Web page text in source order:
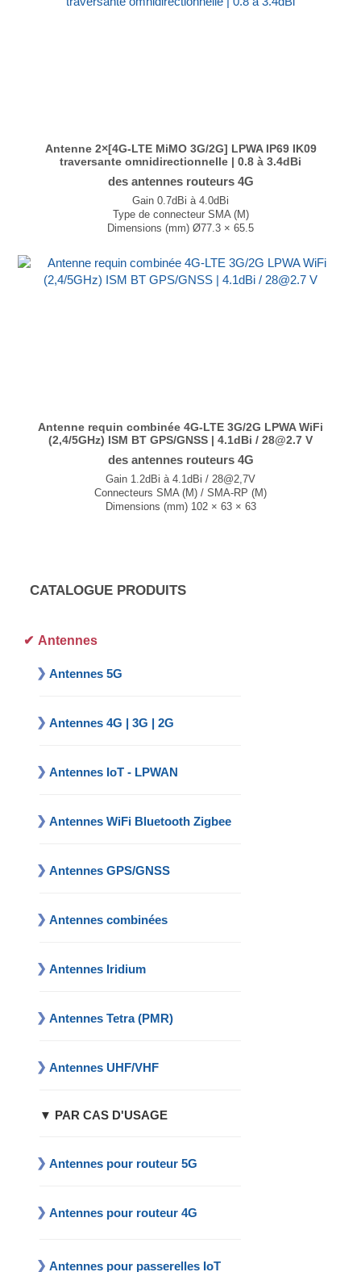
Antenne 2×[4G-LTE MiMO 3G/2G] LPWA IP69 IK09
traversante omnidirectionnelle | 0.8 à 3.4dBi
des antennes routeurs 4G
Gain 0.7dBi à 4.0dBi
Type de connecteur SMA (M)
Dimensions (mm) Ø77.3 × 65.5
...
Antenne requin combinée 4G-LTE 3G/2G LPWA WiFi
(2,4/5GHz) ISM BT GPS/GNSS | 4.1dBi / 28@2.7 V
des antennes routeurs 4G
Gain 1.2dBi à 4.1dBi / 28@2,7V
Connecteurs SMA (M) / SMA-RP (M)
Dimensions (mm) 102 × 63 × 63
CATALOGUE PRODUITS
Antennes
Antennes 5G
Antennes 4G | 3G | 2G
Antennes IoT - LPWAN
Antennes WiFi Bluetooth Zigbee
Antennes GPS/GNSS
Antennes combinées
Antennes Iridium
Antennes Tetra (PMR)
Antennes UHF/VHF
▼ PAR CAS D'USAGE
Antennes pour routeur 5G
Antennes pour routeur 4G
Antennes pour passerelles IoT